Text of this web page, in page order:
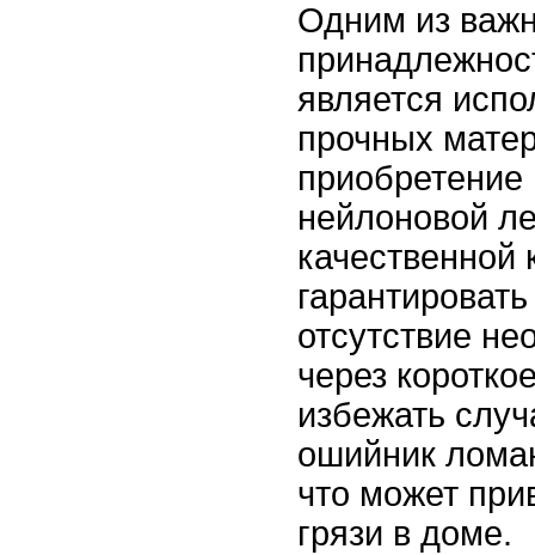
Одним из
является
прочных
нейлоновой
качественной
отсутствие
через
избежать
ошийник
что может
грязи в доме.